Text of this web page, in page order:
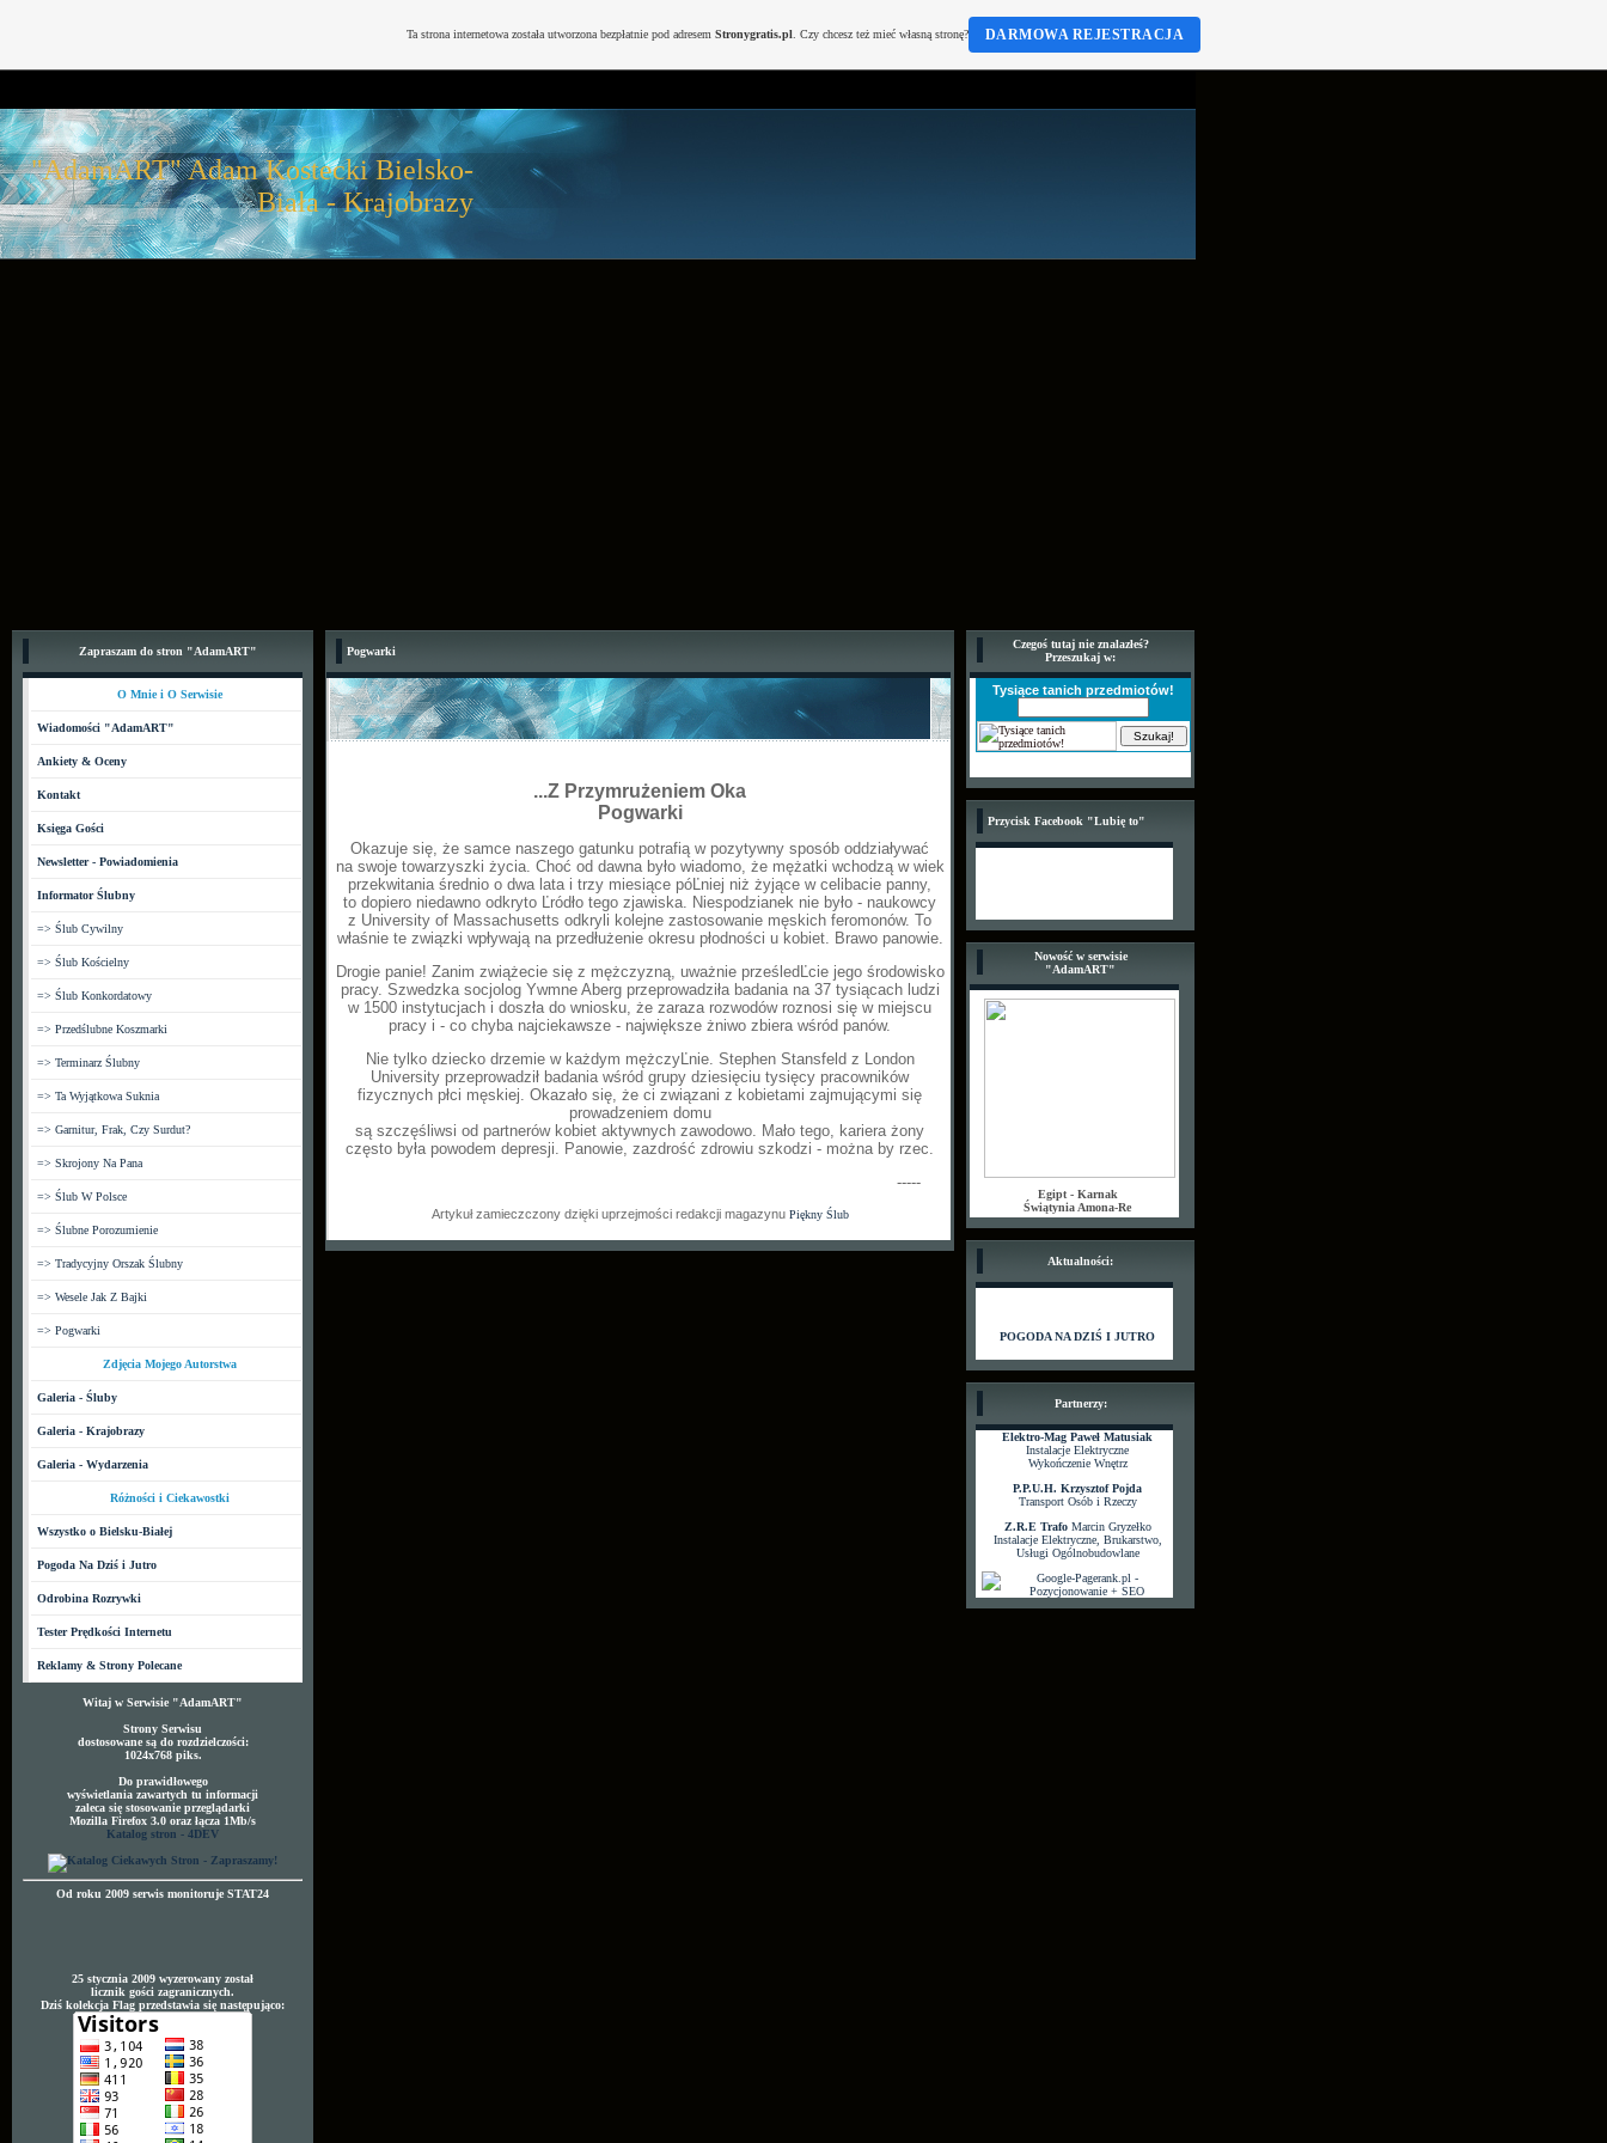
"AdamART" Adam Kostecki Bielsko-
Biała - Krajobrazy
Zapraszam do stron "AdamART"
O Mnie i O Serwisie
Wiadomości "AdamART"
Ankiety & Oceny
Kontakt
Księga Gości
Newsletter - Powiadomienia
Informator Ślubny
=> Ślub Cywilny
=> Ślub Kościelny
=> Ślub Konkordatowy
=> Przedślubne Koszmarki
=> Terminarz Ślubny
=> Ta Wyjątkowa Suknia
=> Garnitur, Frak, Czy Surdut?
=> Skrojony Na Pana
=> Ślub W Polsce
=> Ślubne Porozumienie
=> Tradycyjny Orszak Ślubny
=> Wesele Jak Z Bajki
=> Pogwarki
Zdjęcia Mojego Autorstwa
Galeria - Śluby
Galeria - Krajobrazy
Galeria - Wydarzenia
Różności i Ciekawostki
Wszystko o Bielsku-Białej
Pogoda Na Dziś i Jutro
Odrobina Rozrywki
Tester Prędkości Internetu
Reklamy & Strony Polecane
Witaj w Serwisie "AdamART"
Strony Serwisu
dostosowane są do rozdzielczości:
1024x768 piks.
Do prawidłowego
wyświetlania zawartych tu informacji
zaleca się stosowanie przeglądarki
Mozilla Firefox 3.0 oraz łącza 1Mb/s
Katalog stron - 4DEV
Od roku 2009 serwis monitoruje STAT24
25 stycznia 2009 wyzerowany został
licznik gości zagranicznych.
Dziś kolekcja Flag przedstawia się następująco:
Pogwarki
...Z Przymrużeniem Oka
Pogwarki
Okazuje się, że samce naszego gatunku potrafią w pozytywny sposób oddziaływać
na swoje towarzyszki życia. Choć od dawna było wiadomo, że mężatki wchodzą w wiek
przekwitania średnio o dwa lata i trzy miesiące póĽniej niż żyjące w celibacie panny,
to dopiero niedawno odkryto Ľródło tego zjawiska. Niespodzianek nie było - naukowcy
z University of Massachusetts odkryli kolejne zastosowanie męskich feromonów. To
właśnie te związki wpływają na przedłużenie okresu płodności u kobiet. Brawo panowie.
Drogie panie! Zanim zwiążecie się z mężczyzną, uważnie prześledĽcie jego środowisko
pracy. Szwedzka socjolog Ywmne Aberg przeprowadziła badania na 37 tysiącach ludzi
w 1500 instytucjach i doszła do wniosku, że zaraza rozwodów roznosi się w miejscu
pracy i - co chyba najciekawsze - największe żniwo zbiera wśród panów.
Nie tylko dziecko drzemie w każdym mężczyĽnie. Stephen Stansfeld z London
University przeprowadził badania wśród grupy dziesięciu tysięcy pracowników
fizycznych płci męskiej. Okazało się, że ci związani z kobietami zajmującymi się
prowadzeniem domu
są szczęśliwsi od partnerów kobiet aktywnych zawodowo. Mało tego, kariera żony
często była powodem depresji. Panowie, zazdrość zdrowiu szkodzi - można by rzec.
-----
Artykuł zamieczczony dzięki uprzejmości redakcji magazynu Piękny Ślub
Czegoś tutaj nie znalazłeś?
Przeszukaj w:
Tysiące tanich przedmiotów!
Przycisk Facebook "Lubię to"
Nowość w serwisie
"AdamART"
Egipt - Karnak
Świątynia Amona-Re
Aktualności:
POGODA NA DZIŚ I JUTRO
Partnerzy:
Elektro-Mag Paweł Matusiak
Instalacje Elektryczne
Wykończenie Wnętrz
P.P.U.H. Krzysztof Pojda
Transport Osób i Rzeczy
Z.R.E TrafoMarcin Gryzełko
Instalacje Elektryczne, Brukarstwo,
Usługi Ogólnobudowlane
Ta strona internetowa została utworzona bezpłatnie pod adresem Stronygratis.pl . Czy chcesz też mieć własną stronę? DARMOWA REJESTRACJA